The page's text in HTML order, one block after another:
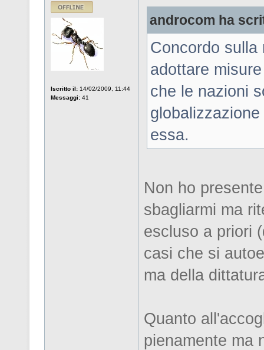
Iscritto il: 14/02/2009, 11:44
Messaggi: 41
androcom ha
Concordo
adottare
che le nazioni
essa.
Non ho
sbagliarmi ma
escluso a priori
casi che si
ma della
Quanto
pienamente ma